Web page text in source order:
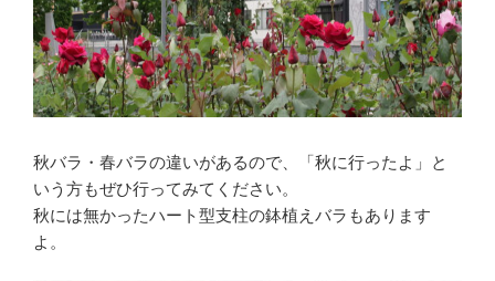
秋バラ・春バラの違いがあるので、「秋に行ったよ」と
いう方もぜひ行ってみてください。
秋には無かったハート型支柱の鉢植えバラもあります
よ。